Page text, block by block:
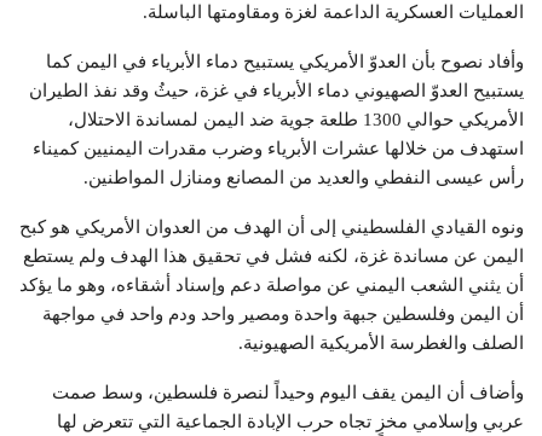
العمليات العسكرية الداعمة لغزة ومقاومتها الباسلة.
وأفاد نصوح بأن العدوّ الأمريكي يستبيح دماء الأبرياء في اليمن كما
يستبيح العدوّ الصهيوني دماء الأبرياء في غزة، حيثُ وقد نفذ الطيران
الأمريكي حوالي 1300 طلعة جوية ضد اليمن لمساندة الاحتلال،
استهدف من خلالها عشرات الأبرياء وضرب مقدرات اليمنيين كميناء
رأس عيسى النفطي والعديد من المصانع ومنازل المواطنين.
ونوه القيادي الفلسطيني إلى أن الهدف من العدوان الأمريكي هو كبح
اليمن عن مساندة غزة، لكنه فشل في تحقيق هذا الهدف ولم يستطع
أن يثني الشعب اليمني عن مواصلة دعم وإسناد أشقاءه، وهو ما يؤكد
أن اليمن وفلسطين جبهة واحدة ومصير واحد ودم واحد في مواجهة
الصلف والغطرسة الأمريكية الصهيونية.
وأضاف أن اليمن يقف اليوم وحيداً لنصرة فلسطين، وسط صمت
عربي وإسلامي مخزٍ تجاه حرب الإبادة الجماعية التي تتعرض لها